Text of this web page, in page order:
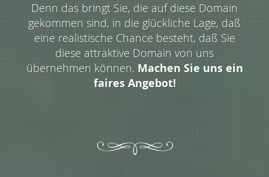
Denn das bringt Sie, die auf diese Domain
gekommen sind, in die glückliche Lage, daß
eine realistische Chance besteht, daß Sie
diese attraktive Domain von uns
übernehmen können.Machen Sie uns ein
faires Angebot!